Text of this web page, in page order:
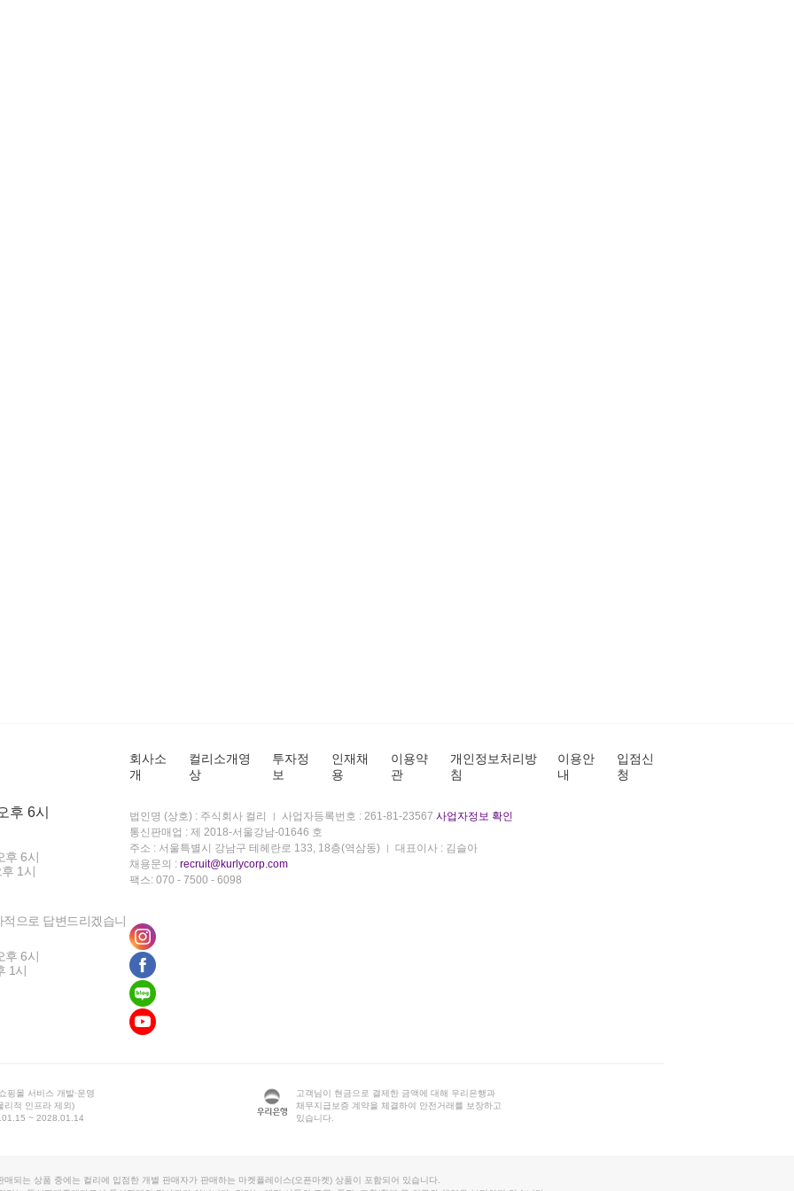
후 6시
후 6시
1시
으로 답변드리겠습니
후 6시
1시
회사소
개
컬리소개영
상
투자정
보
인재채
용
이용약
관
개인정보처리방
침
이용안
내
입점신
청
법인명 (상호) : 주식회사 컬리 사업자등록번호 : 261-81-23567 사업자정보 확인
통신판매업 : 제 2018-서울강남-01646 호
주소 : 서울특별시 강남구 테헤란로 133, 18층(역삼동)
대표이사 : 김슬아
채용문의 : recruit@kurlycorp.com
팩스: 070 - 7500 - 6098
핑몰 서비스 개발·운영
리적 인프라 제외)
~ 2028.01.14
고객님이 현금으로 결제한 금액에 대해 우리은행과
채무지급보증 계약을 체결하여 안전거래를 보장하고
있습니다.
매되는 상품 중에는 컬리에 입점한 개별 판매자가 판매하는 마켓플레이스(오픈마켓) 상품이 포함되어 있습니다.